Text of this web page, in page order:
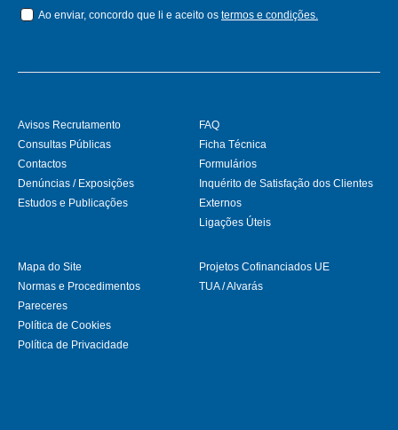
Ao enviar, concordo que li e aceito os termos e condições.
Avisos Recrutamento
Consultas Públicas
Contactos
Denúncias / Exposições
Estudos e Publicações
FAQ
Ficha Técnica
Formulários
Inquérito de Satisfação dos Clientes
Externos
Ligações Úteis
Mapa do Site
Normas e Procedimentos
Pareceres
Política de Cookies
Política de Privacidade
Projetos Cofinanciados UE
TUA / Alvarás